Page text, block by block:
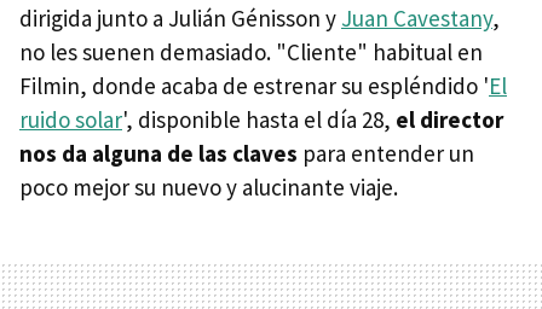
dirigida junto a Julián Génisson y Juan Cavestany,
no les suenen demasiado. "Cliente" habitual en
Filmin, donde acaba de estrenar su espléndido 'El
ruido solar', disponible hasta el día 28, el director
nos da alguna de las claves para entender un
poco mejor su nuevo y alucinante viaje.